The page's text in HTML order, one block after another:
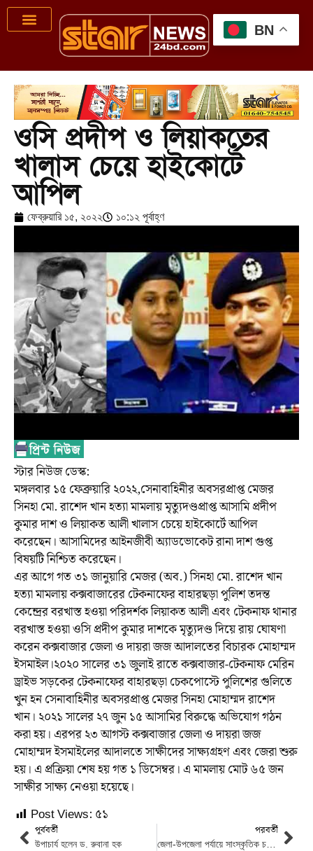
ওসি প্রদীপ ও লিয়াকতের
খালাস চেয়ে হাইকোর্টে
আপিল
ফেব্রুয়ারি ১৫, ২০২২ ১০:১২ পূর্বাহ্ণ
স্টার নিউজ ডেস্ক:
মঙ্গলবার ১৫ ফেব্রুয়ারি ২০২২,সেনাবাহিনীর অবসরপ্রাপ্ত মেজর
সিনহা মো. রাশেদ খান হত্যা মামলায় মৃত্যুদণ্ডপ্রাপ্ত আসামি প্রদীপ
কুমার দাশ ও লিয়াকত আলী খালাস চেয়ে হাইকোর্টে আপিল
করেছেন। আসামিদের আইনজীবী অ্যাডভোকেট রানা দাশ গুপ্ত
বিষয়টি নিশ্চিত করেছেন।
এর আগে গত ৩১ জানুয়ারি মেজর (অব.) সিনহা মো. রাশেদ খান
হত্যা মামলায় কক্সবাজারের টেকনাফের বাহারছড়া পুলিশ তদন্ত
কেন্দ্রের বরখাস্ত হওয়া পরিদর্শক লিয়াকত আলী এবং টেকনাফ থানার
বরখাস্ত হওয়া ওসি প্রদীপ কুমার দাশকে মৃত্যুদণ্ড দিয়ে রায় ঘোষণা
করেন কক্সবাজার জেলা ও দায়রা জজ আদালতের বিচারক মোহাম্মদ
ইসমাইল।২০২০ সালের ৩১ জুলাই রাতে কক্সবাজার-টেকনাফ মেরিন
ড্রাইভ সড়কের টেকনাফের বাহারছড়া চেকপোস্টে পুলিশের গুলিতে
খুন হন সেনাবাহিনীর অবসরপ্রাপ্ত মেজর সিনহা মোহাম্মদ রাশেদ
খান। ২০২১ সালের ২৭ জুন ১৫ আসামির বিরুদ্ধে অভিযোগ গঠন
করা হয়। এরপর ২৩ আগস্ট কক্সবাজার জেলা ও দায়রা জজ
মোহাম্মদ ইসমাইলের আদালতে সাক্ষীদের সাক্ষ্যগ্রহণ এবং জেরা শুরু
হয়। এ প্রক্রিয়া শেষ হয় গত ১ ডিসেম্বর। এ মামলায় মোট ৬৫ জন
সাক্ষীর সাক্ষ্য নেওয়া হয়েছে।
Post Views: ৫১
পূর্ববর্তী
উপাচার্য হলেন ড. রুবানা হক
পরবর্তী
জেলা-উপজেলা পর্যায়ে সাংস্কৃতিক চর্চা বাড়ানোর আহ্বান : বই মেলা উদ্বোধনকালে প্রধানমন্ত্রী
BN